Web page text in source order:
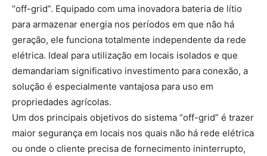
“off-grid”. Equipado com uma inovadora bateria de lítio
para armazenar energia nos períodos em que não há
geração, ele funciona totalmente independente da rede
elétrica. Ideal para utilização em locais isolados e que
demandariam significativo investimento para conexão, a
solução é especialmente vantajosa para uso em
propriedades agrícolas.
Um dos principais objetivos do sistema “off-grid” é trazer
maior segurança em locais nos quais não há rede elétrica
ou onde o cliente precisa de fornecimento ininterrupto,